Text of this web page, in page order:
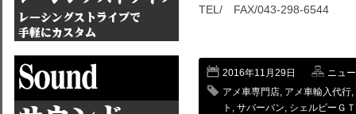
TEL/ FAX/043-298-6544
2016年11月29日
ニュ
アメ車専門店, アメ車輸入代行,
ト , サバーバン, シェルビーＧ